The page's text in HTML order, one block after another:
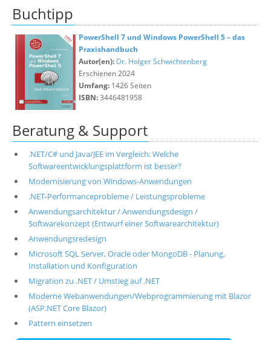
Buchtipp
PowerShell 7 und Windows PowerShell 5 – das
Praxishandbuch
Autor(en): Dr. Holger Schwichtenberg
Erschienen 2024
Umfang: 1426 Seiten
ISBN:3446481958
Beratung & Support
.NET/C# und Java/JEE im Vergleich: Welche
Softwareentwicklungsplattform ist besser?
Modernisierung von Windows-Anwendungen
.NET-Performanceprobleme / Leistungsprobleme
Anwendungsarchitektur / Anwendungsdesign /
Softwarekonzept (Entwurf einer Softwarearchitektur)
Anwendungsredesign
Microsoft SQL Server, Oracle oder MongoDB - Planung,
Installation und Konfiguration
Migration zu .NET / Umstieg auf .NET
Moderne Webanwendungen/Webprogrammierung mit Blazor
(ASP.NET Core Blazor)
Pattern einsetzen